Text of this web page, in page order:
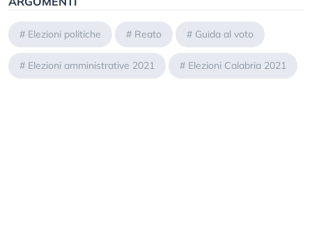
# Elezioni politiche # Reato # Guida al voto
# Elezioni amministrative 2021 # Elezioni Calabria 2021